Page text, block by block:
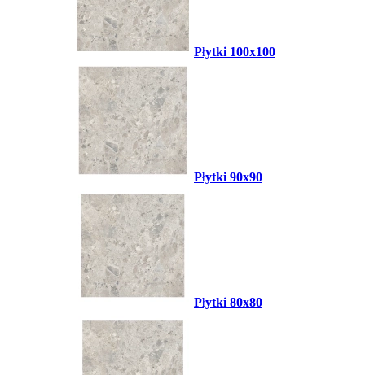
Płytki 100x100
Płytki 90x90
Płytki 80x80